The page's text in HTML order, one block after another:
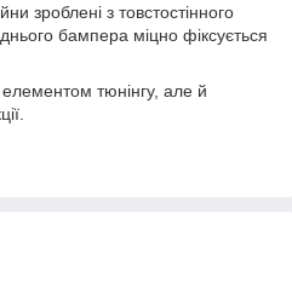
зроблені з товстостінного
бампера міцно фіксується
елементом тюнінгу, але й